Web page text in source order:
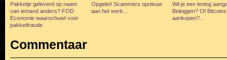
Pakketje geleverd op naam
van iemand anders? FOD
Economie waarschuwt voor
pakketfraude
Opgelet! Scammers opnieuw
aan het werk…
Wil je een lening
Beleggen? Of Bitcoins
aankopen?…
Commentaar